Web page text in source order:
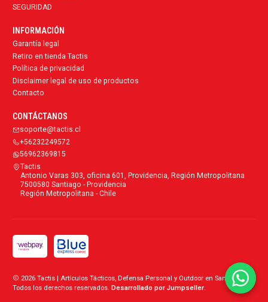
SEGURIDAD
INFORMACIÓN
Garantía legal
Retiro en tienda Tactis
Política de privacidad
Disclaimer legal de uso de productos
Contacto
CONTÁCTANOS
soporte@tactis.cl
+56232249572
56962369815
Tactis
Antonio Varas 303, oficina 601, Providencia, Región Metropolitana
7500580 Santiago - Providencia
Región Metropolitana - Chile
2026 Tactis | Artículos Tácticos, Defensa Personal y Outdoor en Santiago.
Todos los derechos reservados. Desarrollado por Jumpseller.